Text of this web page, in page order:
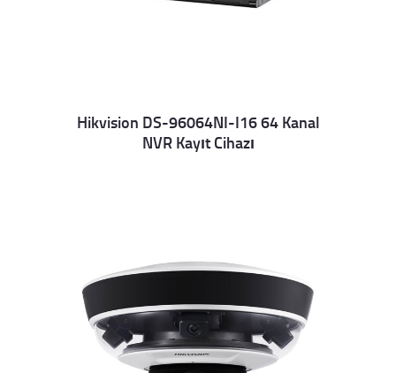
Details
Hikvision DS-96064NI-I16 64 Kanal
NVR Kayıt Cihazı